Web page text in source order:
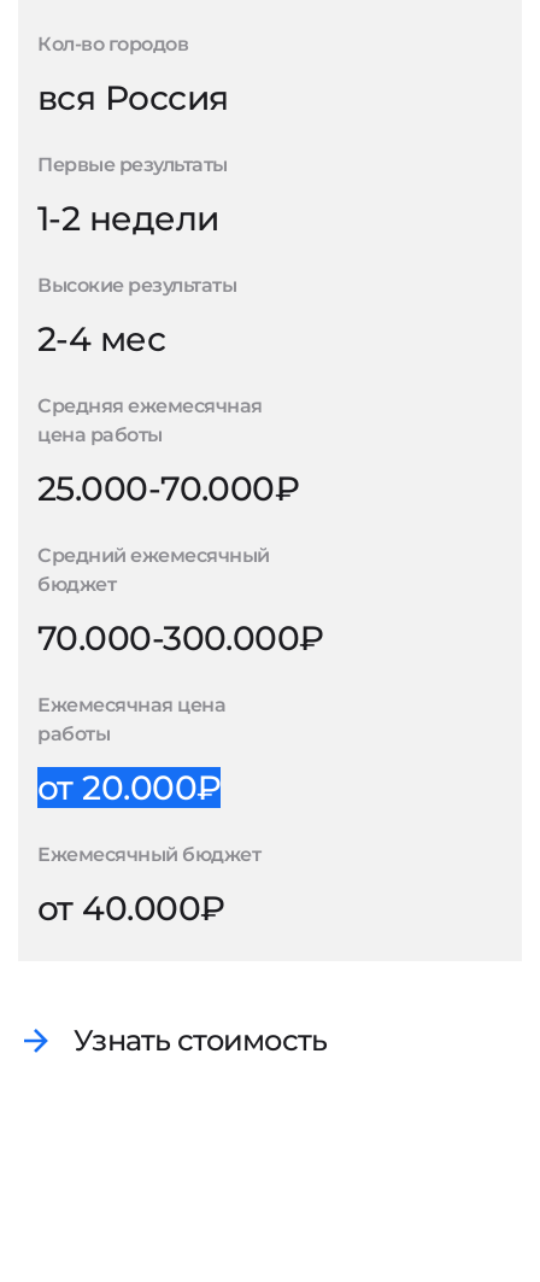
Кол-во городов
вся Россия
Первые результаты
1-2 недели
Высокие результаты
2-4 мес
Средняя ежемесячная
цена работы
25.000-70.000₽
Средний ежемесячный
бюджет
70.000-300.000₽
Ежемесячная цена
работы
от 20.000₽
Ежемесячный бюджет
от 40.000₽
Узнать стоимость